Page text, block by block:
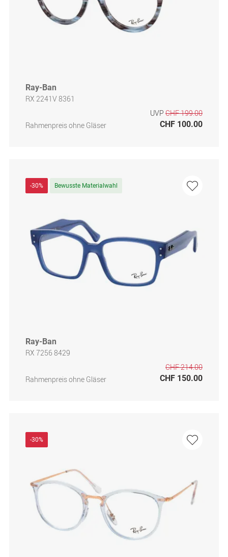
Ray-Ban
RX 2241V 8361
Rahmenpreis ohne Gläser
UVP CHF 199.00
CHF 100.00
-30% Bewusste Materialwahl
Ray-Ban
RX 7256 8429
Rahmenpreis ohne Gläser
CHF 214.00
CHF 150.00
-30%